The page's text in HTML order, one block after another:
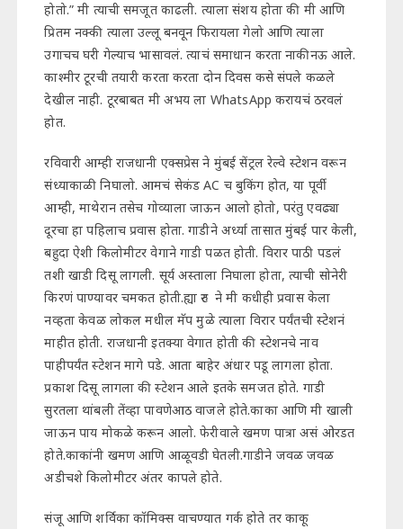
होतो.” मी त्याची समजूत काढली. त्याला संशय होता की मी आणि
प्रितम नक्की त्याला उल्लू बनवून फिरायला गेलो आणि त्याला
उगाचच घरी गेल्याच भासावलं. त्याचं समाधान करता नाकीनऊ आले.
काश्मीर टूरची तयारी करता करता दोन दिवस कसे संपले कळले
देखील नाही. टूरबाबत मी अभय ला WhatsApp करायचं ठरवलं
होत.
रविवारी आम्ही राजधानी एक्सप्रेस ने मुंबई सेंट्रल रेल्वे स्टेशन वरून
संध्याकाळी निघालो. आमचं सेकंड AC च बुकिंग होत, या पूर्वी
आम्ही, माथेरान तसेच गोव्याला जाऊन आलो होतो, परंतु एवढ्या
दूरचा हा पहिलाच प्रवास होता. गाडीने अर्ध्या तासात मुंबई पार केली,
बहुदा ऐशी किलोमीटर वेगाने गाडी पळत होती. विरार पाठी पडलं
तशी खाडी दिसू लागली. सूर्य अस्ताला निघाला होता, त्याची सोनेरी
किरणं पाण्यावर चमकत होती.ह्या रुट ने मी कधीही प्रवास केला
नव्हता केवळ लोकल मधील मॅप मुळे त्याला विरार पर्यंतची स्टेशनं
माहीत होती. राजधानी इतक्या वेगात होती की स्टेशनचे नाव
पाहीपर्यंत स्टेशन मागे पडे. आता बाहेर अंधार पडू लागला होता.
प्रकाश दिसू लागला की स्टेशन आले इतके समजत होते. गाडी
सुरतला थांबली तेंव्हा पावणेआठ वाजले होते.काका आणि मी खाली
जाऊन पाय मोकळे करून आलो. फेरीवाले खमण पात्रा असं ओरडत
होते.काकांनी खमण आणि आळूवडी घेतली.गाडीने जवळ जवळ
अडीचशे किलोमीटर अंतर कापले होते.
संजू आणि शर्विका कॉमिक्स वाचण्यात गर्क होते तर काकू